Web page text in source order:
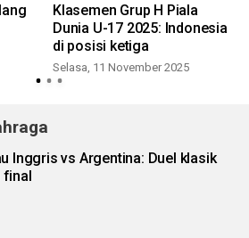
Klasemen Grup H Piala
Dunia U-17 2025: Indonesia
di posisi ketiga
Selasa, 11 November 2025
Inggris vs Argentina: Duel klasik
final